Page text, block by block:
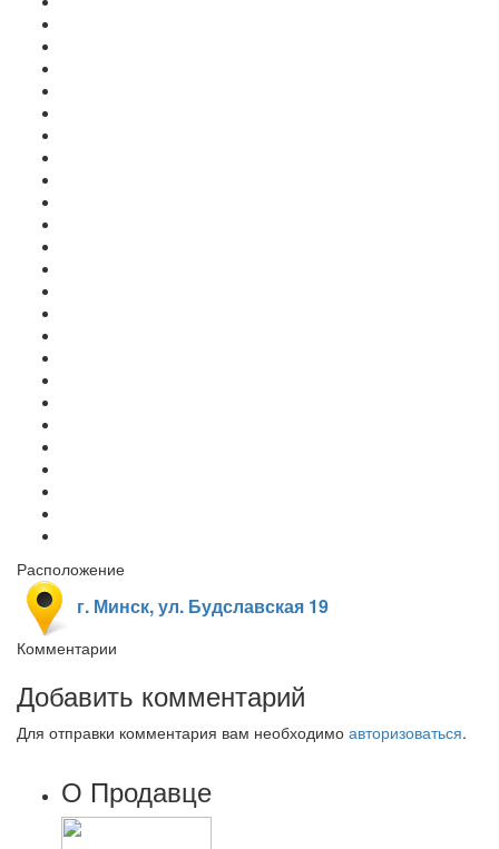
Расположение
г. Минск, ул. Будславская 19
Комментарии
Добавить комментарий
Для отправки комментария вам необходимо авторизоваться.
О Продавце